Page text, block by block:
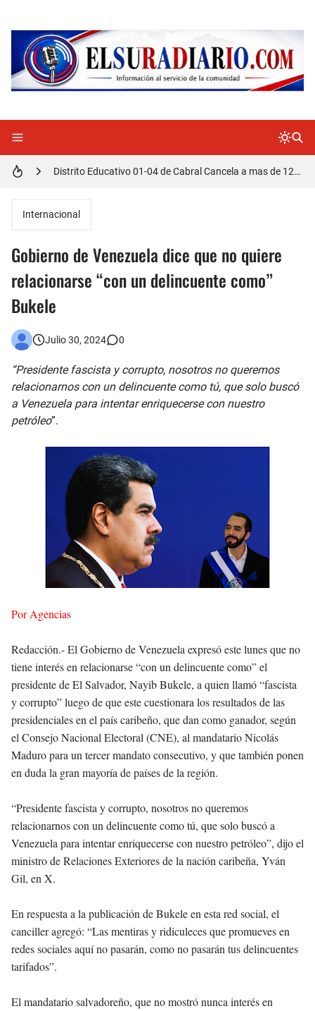
Detienen policía con presunta cocaína en Barahona
Cabraleños despiden entre llantos y reclamo de justicia restos mortales de Yasmel
Distrito Educativo 01-04 de Cabral Cancela a mas de 120 empleados; incluyendo una mujer Embarazada
Internacional
Gobierno de Venezuela dice que no quiere
relacionarse “con un delincuente como”
Bukele
Julio 30, 2024 0
“Presidente fascista y corrupto, nosotros no queremos
relacionarnos con un delincuente como tú, que solo buscó
a Venezuela para intentar enriquecerse con nuestro
petróleo”.
Por Agencias
Redacción.-El Gobierno de Venezuela expresó este lunes que no
tiene interés en relacionarse “con un delincuente como” el
presidente de El Salvador, Nayib Bukele, a quien llamó “fascista
y corrupto” luego de que este cuestionara los resultados de las
presidenciales en el país caribeño, que dan como ganador, según
el Consejo Nacional Electoral (CNE), al mandatario Nicolás
Maduro para un tercer mandato consecutivo, y que también ponen
en duda la gran mayoría de países de la región.
“Presidente fascista y corrupto, nosotros no queremos
relacionarnos con un delincuente como tú, que solo buscó a
Venezuela para intentar enriquecerse con nuestro petróleo”, dijo el
ministro de Relaciones Exteriores de la nación caribeña, Yván
Gil, en X.
En respuesta a la publicación de Bukele en esta red social, el
canciller agregó: “Las mentiras y ridiculeces que promueves en
redes sociales aquí no pasarán, como no pasarán tus delincuentes
tarifados”.
El mandatario salvadoreño, que no mostró nunca interés en